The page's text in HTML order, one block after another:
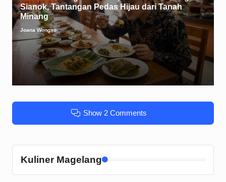
Sianok, Tantangan Pedas Hijau dari Tanah
Minang
Posted
by
Joana Wongso
Show 2 Comments
Kuliner Magelang